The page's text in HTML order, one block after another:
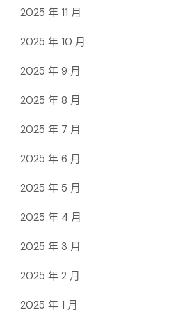
2025 年 11 月
2025 年 10 月
2025 年 9 月
2025 年 8 月
2025 年 7 月
2025 年 6 月
2025 年 5 月
2025 年 4 月
2025 年 3 月
2025 年 2 月
2025 年 1 月